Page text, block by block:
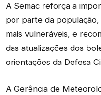
A Semac reforça a
por parte da população,
mais vulneráveis, e
das atualizações dos
orientações da Defesa
A Gerência de